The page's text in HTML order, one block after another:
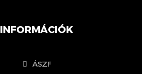
INFORMÁCIÓK
ÁSZF